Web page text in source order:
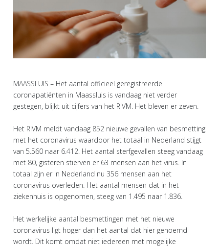
MAASSLUIS – Het aantal officieel geregistreerde
coronapatiënten in Maassluis is vandaag niet verder
gestegen, blijkt uit cijfers van het RIVM. Het bleven er zeven.
Het RIVM meldt vandaag 852 nieuwe gevallen van besmetting
met het coronavirus waardoor het totaal in Nederland stijgt
van 5.560 naar 6.412. Het aantal sterfgevallen steeg vandaag
met 80, gisteren stierven er 63 mensen aan het virus. In
totaal zijn er in Nederland nu 356 mensen aan het
coronavirus overleden. Het aantal mensen dat in het
ziekenhuis is opgenomen, steeg van 1.495 naar 1.836.
Het werkelijke aantal besmettingen met het nieuwe
coronavirus ligt hoger dan het aantal dat hier genoemd
wordt. Dit komt omdat niet iedereen met mogelijke